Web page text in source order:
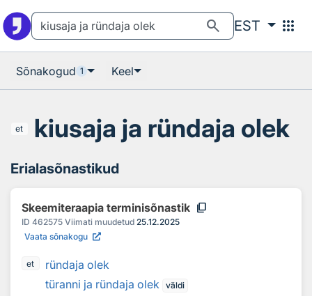
search EST apps
Sõnakogud 1 Keel
et kiusaja ja ründaja olek
Erialasõnastikud
Skeemiteraapia terminisõnastik content_copy
ID 462575 Viimati muudetud 25.12.2025
Vaata sõnakogu
et
ründaja olek
türanni ja ründaja olek väldi